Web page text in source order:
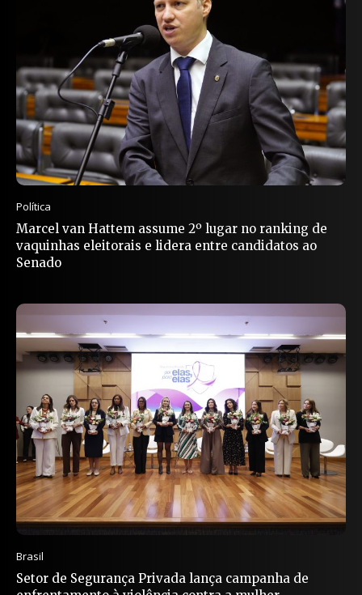
Política
Marcel van Hattem assume 2º lugar no ranking de
vaquinhas eleitorais e lidera entre candidatos ao
Senado
Brasil
Setor de Segurança Privada lança campanha de